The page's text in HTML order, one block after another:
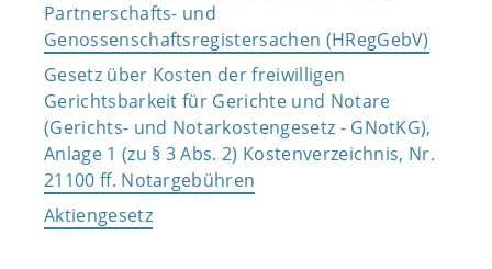
Partnerschafts- und
Genossenschaftsregistersachen (HRegGebV)
Gesetz über Kosten der freiwilligen
Gerichtsbarkeit für Gerichte und Notare
(Gerichts- und Notarkostengesetz - GNotKG),
Anlage 1 (zu § 3 Abs. 2) Kostenverzeichnis, Nr.
21100 ff. Notargebühren
Aktiengesetz